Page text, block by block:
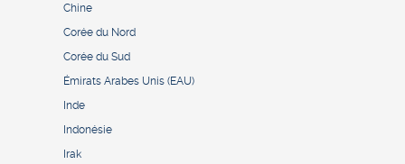
Chine
Corée du Nord
Corée du Sud
Émirats Arabes Unis (EAU)
Inde
Indonésie
Irak